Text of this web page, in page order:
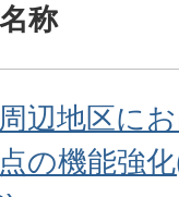
称
辺地区に
の機能強